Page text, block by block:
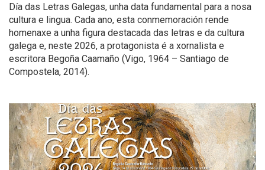
Día das Letras Galegas, unha data fundamental para a nosa
cultura e lingua. Cada ano, esta conmemoración rende
homenaxe a unha figura destacada das letras e da cultura
galega e, neste 2026, a protagonista é a xornalista e
escritora Begoña Caamaño (Vigo, 1964 – Santiago de
Compostela, 2014).